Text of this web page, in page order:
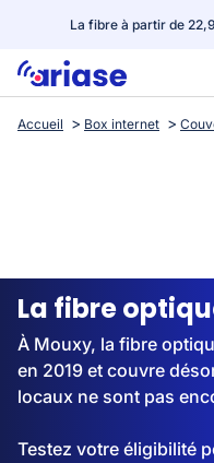
La fibre à partir de
Box internet
Streaming
Accueil Box internet
La fibre
À Mouxy, la fibre
en 2019 et couvre
locaux ne sont pas
Testez votre éligibilité